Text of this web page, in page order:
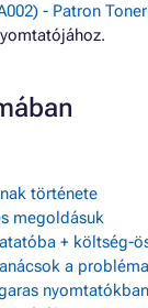
- Patron
története
megoldásuk
+ költség-
a
nyomtatókban